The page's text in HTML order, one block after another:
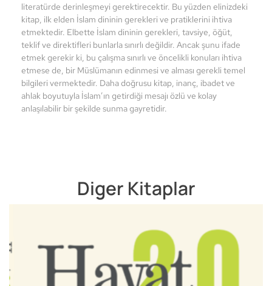
literatürde derinleşmeyi gerektirecektir. Bu yüzden elinizdeki
kitap, ilk elden İslam dininin gerekleri ve pratiklerini ihtiva
etmektedir. Elbette İslam dininin gerekleri, tavsiye, öğüt,
teklif ve direktifleri bunlarla sınırlı değildir. Ancak şunu ifade
etmek gerekir ki, bu çalışma sınırlı ve öncelikli konuları ihtiva
etmese de, bir Müslümanın edinmesi ve alması gerekli temel
bilgileri vermektedir. Daha doğrusu kitap, inanç, ibadet ve
ahlak boyutuyla İslam’ın getirdiği mesajı özlü ve kolay
anlaşılabilir bir şekilde sunma gayretidir.
Diger Kitaplar